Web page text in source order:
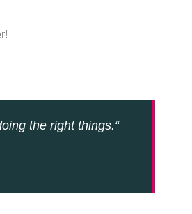
the right things.“